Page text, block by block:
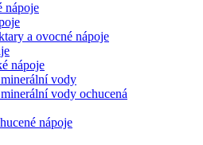
nápoje
a ovocné nápoje
nápoje
vody
vody ochucená
nápoje